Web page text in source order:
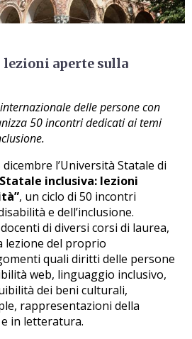
aperte sulla
delle persone con
50 incontri dedicati ai temi
l’Università Statale di
inclusiva: lezioni
, un ciclo di 50 incontri
e dell’inclusione.
di diversi corsi di laurea,
lezione del proprio
quali diritti delle persone
web, linguaggio inclusivo,
dei beni culturali,
rappresentazioni della
in letteratura.